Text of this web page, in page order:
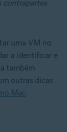
contrapartes
uma VM no
a identificar e
também
outras dicas
Mac.